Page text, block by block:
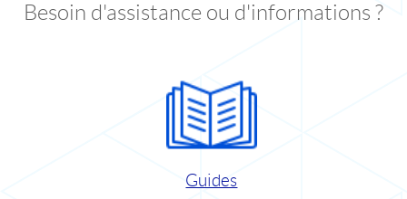
Besoin d'assistance ou d'informations ?
Guides